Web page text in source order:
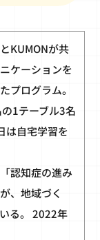
KUMONが共
ケーションを
プログラム。
1テーブル3名
は自宅学習を
認知症の進み
、地域づく
る。 2022年